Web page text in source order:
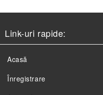
Link-uri rapide:
Acasă
Înregistrare